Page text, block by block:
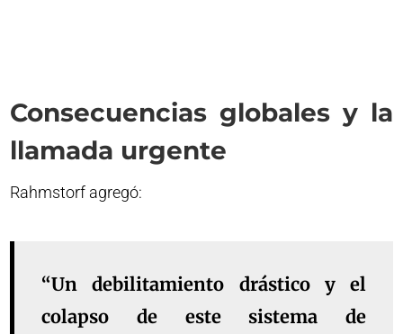
Consecuencias globales y la
llamada urgente
Rahmstorf agregó:
“Un debilitamiento drástico y el
colapso de este sistema de